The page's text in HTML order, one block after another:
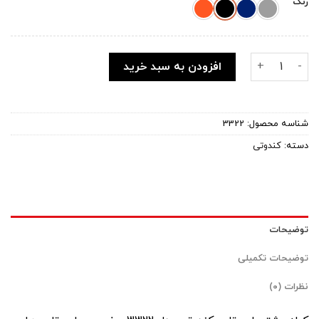
کوله پشتی کندوتی مدل ۳۳۲۲ مناسب برای لپ تاپ ۱۳ تا ۱۵ اینچی عددافزودن به سبد خرید
شناسه محصول: 3322
دسته: کندوتی
توضیحات
توضیحات تکمیلی
نظرات (۰)